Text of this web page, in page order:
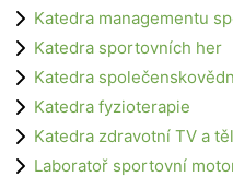
Katedra managementu
Katedra sportovních her
Katedra
Katedra fyzioterapie
Katedra zdravotní TV a
Laboratoř sportovní